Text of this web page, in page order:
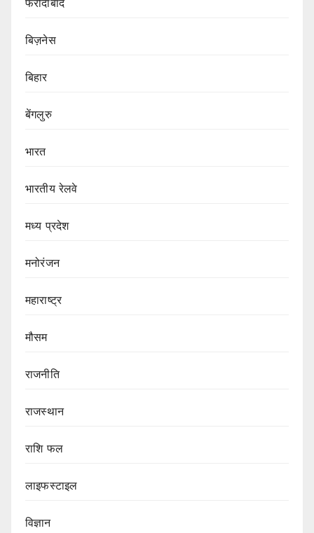
फरीदाबाद
बिज़नेस
बिहार
बेंगलुरु
भारत
भारतीय रेलवे
मध्य प्रदेश
मनोरंजन
महाराष्ट्र
मौसम
राजनीति
राजस्थान
राशि फल
लाइफस्टाइल
विज्ञान